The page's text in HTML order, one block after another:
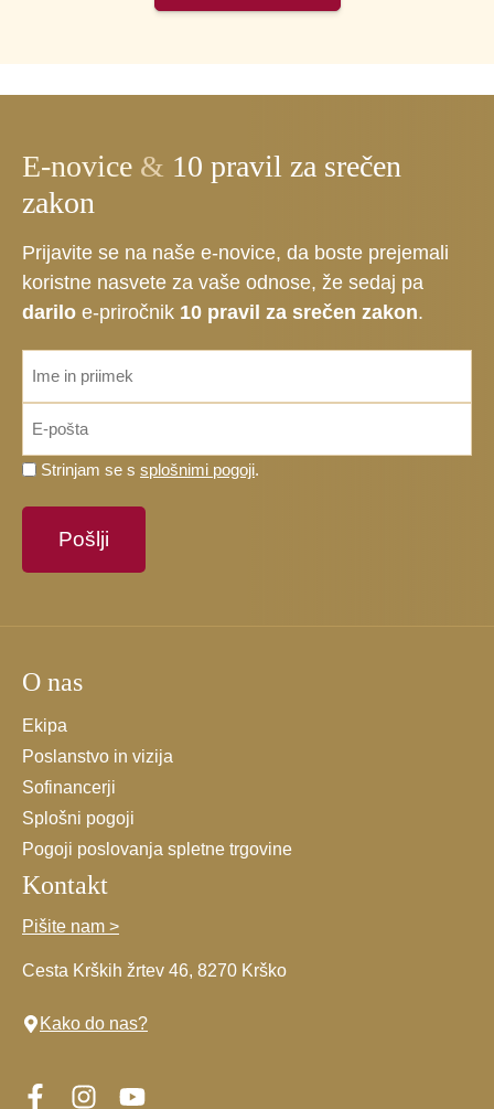
E-novice & 10 pravil za srečen
zakon
Prijavite se na naše e-novice, da boste prejemali
koristne nasvete za vaše odnose, že sedaj pa
darilo e-priročnik 10 pravil za srečen zakon.
Prosimo,
strinjate
*
Strinjam se s splošnimi pogoji.
O nas
Ekipa
Poslanstvo in vizija
Sofinancerji
Splošni pogoji
Pogoji poslovanja spletne trgovine
Kontakt
Pišite nam >
Cesta Krških žrtev 46, 8270 Krško
Kako do nas?